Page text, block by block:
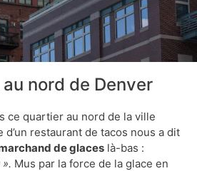
nord de Denver
ce quartier au nord de la ville
d’un restaurant de tacos nous a dit
de glaces là-bas :
Mus par la force de la glace en